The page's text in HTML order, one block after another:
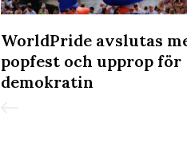
WorldPride avslutas
popfest och upprop för
demokratin